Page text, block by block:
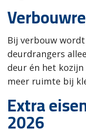
Bij verbouw
deurdrangers
deur én het
meer ruimte bij
Extra
2026